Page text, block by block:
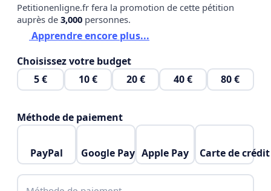
Rendre systématique l’éviction de l’auteur du
domicilelorsque la sécurité de la victime est
judiciaires et coordination
police/justice/logement.
spécialisés pour auteurs de violences, offrant
parcours de suivi (évaluation, thérapie,
formation) pour réduire la récidive.
Petitionenligne.fr fera la promotion de cette pétition
auprès de 3,000 personnes.
Apprendre encore plus...
Choisissez votre budget
5 €
10 € 20 € 40 € 80 €
Méthode de paiement
PayPal Google Pay Apple Pay Carte de crédit